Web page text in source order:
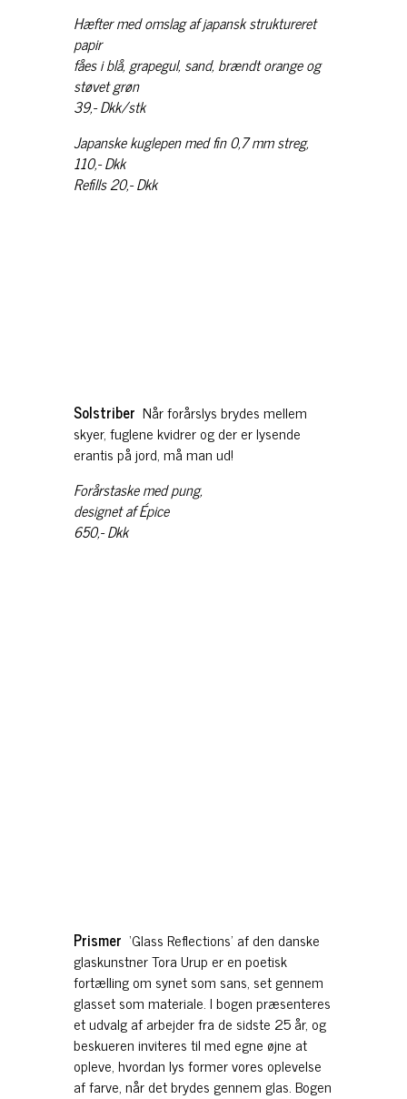
Hæfter med omslag af japansk struktureret
papir
fåes i blå, grapegul, sand, brændt orange og
støvet grøn
39,- Dkk/stk
Japanske kuglepen med fin 0,7 mm streg,
110,- Dkk
Refills 20,- Dkk
Solstriber Når forårslys brydes mellem
skyer, fuglene kvidrer og der er lysende
erantis på jord, må man ud!
Forårstaske med pung,
designet af Épice
650,- Dkk
Prismer ‘Glass Reflections’ af den danske
glaskunstner Tora Urup er en poetisk
fortælling om synet som sans, set gennem
glasset som materiale. I bogen præsenteres
et udvalg af arbejder fra de sidste 25 år, og
beskueren inviteres til med egne øjne at
opleve, hvordan lys former vores oplevelse
af farve, når det brydes gennem glas. Bogen